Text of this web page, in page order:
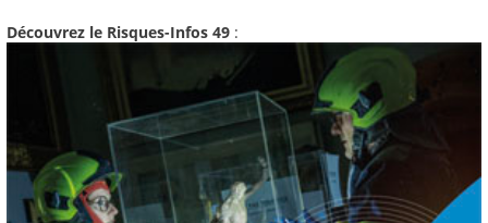
Découvrez le Risques-Infos 49 :